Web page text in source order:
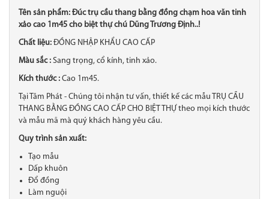
Tên sản phẩm: Đúc trụ cầu thang bằng đồng chạm hoa văn tinh
xảo cao 1m45 cho biệt thự chú Dũng Trương Định..!
Chất liệu: ĐỒNG NHẬP KHẨU CAO CẤP
Màu sắc : Sang trọng, cổ kính, tinh xảo.
Kích thước : Cao 1m45.
Tại Tâm Phát - Chúng tôi nhận tư vấn, thiết kế các mẫu TRỤ CẦU
THANG BẰNG ĐỒNG CAO CẤP CHO BIỆT THỰ theo mọi kích thước
và mẫu mã mà quý khách hàng yêu cầu.
Quy trình sản xuất:
Tạo mẫu
Dấp khuôn
Đổ đồng
Làm nguội